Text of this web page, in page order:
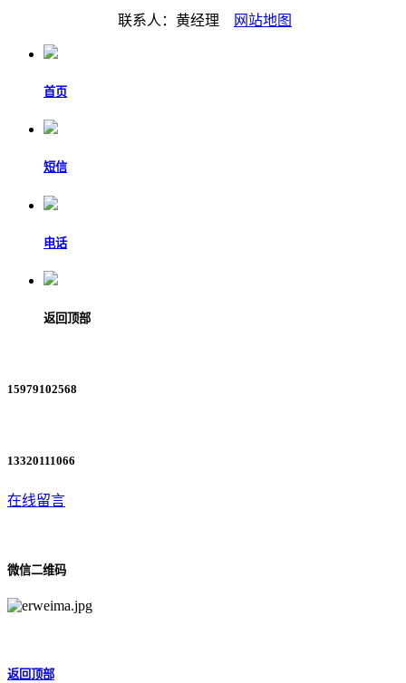
联系人：黄经理 网站地图
首页
短信
电话
返回顶部
15979102568
13320111066
在线留言
微信二维码
返回顶部